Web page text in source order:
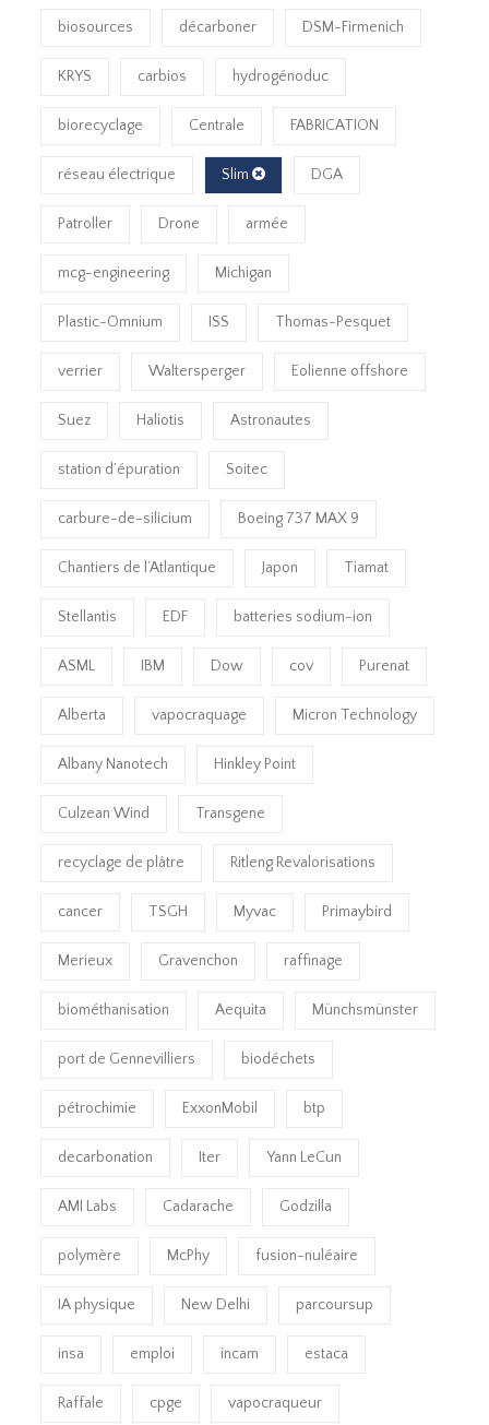
biosources décarboner DSM-Firmenich
KRYS carbios hydrogénoduc
biorecyclage Centrale FABRICATION
réseau électrique Slim DGA
Patroller Drone armée
mcg-engineering Michigan
Plastic-Omnium ISS Thomas-Pesquet
verrier Waltersperger Eolienne offshore
Suez Haliotis Astronautes
station d’épuration Soitec
carbure-de-silicium Boeing 737 MAX 9
Chantiers de l’Atlantique Japon Tiamat
Stellantis EDF batteries sodium-ion
ASML IBM Dow cov Purenat
Alberta vapocraquage Micron Technology
Albany Nanotech Hinkley Point
Culzean Wind Transgene
recyclage de plâtre Ritleng Revalorisations
cancer TSGH Myvac Primaybird
Merieux Gravenchon raffinage
biométhanisation Aequita Münchsmünster
port de Gennevilliers biodéchets
pétrochimie ExxonMobil btp
decarbonation Iter Yann LeCun
AMI Labs Cadarache Godzilla
polymère McPhy fusion-nuléaire
IA physique New Delhi parcoursup
insa emploi incam estaca
Raffale cpge vapocraqueur